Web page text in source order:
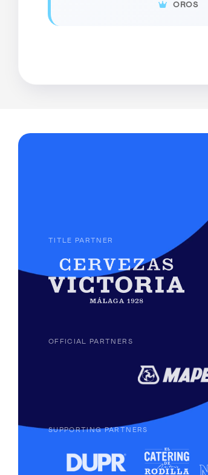
OROS
TITLE PARTNER
OFFICIAL PARTNERS
SUPPORTING PARTNERS